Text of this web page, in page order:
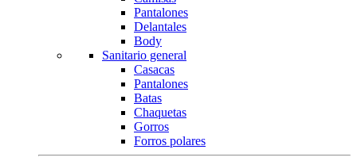
Pantalones
Delantales
Body
Sanitario general
Casacas
Pantalones
Batas
Chaquetas
Gorros
Forros polares